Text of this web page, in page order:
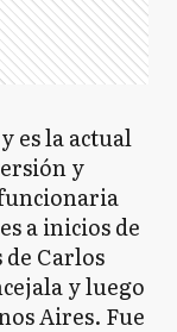
es la actual
y
a inicios de
de Carlos
y luego
Aires. Fue